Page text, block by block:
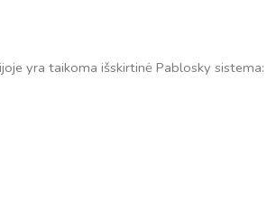
yra taikoma išskirtinė Pablosky sistema: